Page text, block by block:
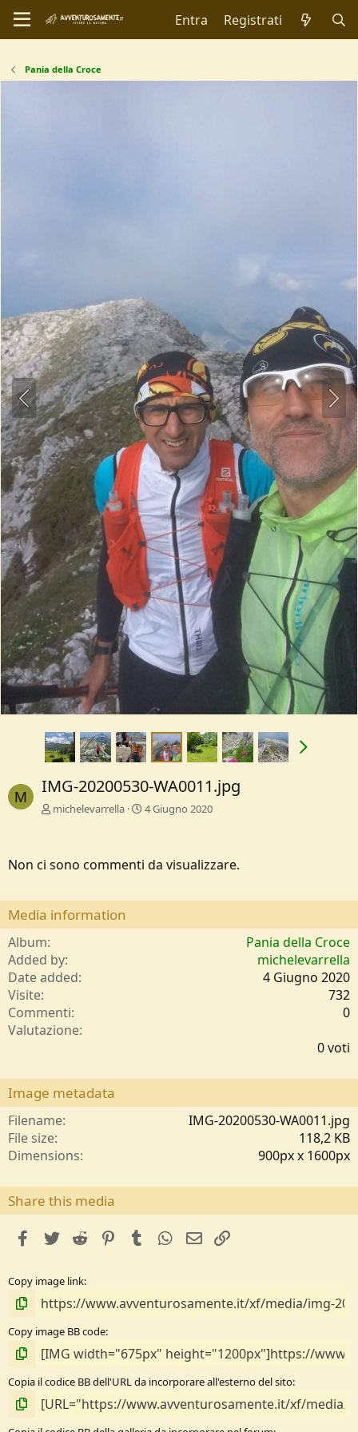
Entra Registrati
Pania della Croce
M IMG-20200530-WA0011.jpg
michelevarrella 4 Giugno 2020
Non ci sono commenti da visualizzare.
Media information
Album
Pania della Croce
Added by
michelevarrella
Date added
4 Giugno 2020
Visite
732
Commenti
0
Valutazione
0
t
l
l
e
/
0 voti
Image metadata
Filename
IMG-20200530-WA0011.jpg
File size
118,2 KB
Dimensions
900px x 1600px
Share this media
facebookTwitterReddit PinterestTumblrWhatsApp
e-mail
Copy image link
Copy image BB code
Copia il codice BB dell'URL da incorporare all'esterno del sito